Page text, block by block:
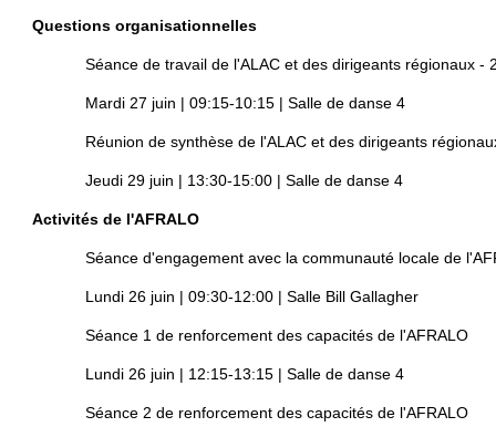
Questions organisationnelles
Séance de travail de l'ALAC et des dirigeants régionaux -
Mardi 27 juin | 09:15-10:15 | Salle de danse 4
Réunion de synthèse de l'ALAC et des dirigeants
Jeudi 29 juin | 13:30-15:00 | Salle de danse 4
Activités de l'AFRALO
Séance d'engagement avec la communauté locale de
Lundi 26 juin | 09:30-12:00 | Salle Bill Gallagher
Séance 1 de renforcement des capacités de l'AFRALO
Lundi 26 juin | 12:15-13:15 | Salle de danse 4
Séance 2 de renforcement des capacités de l'AFRALO